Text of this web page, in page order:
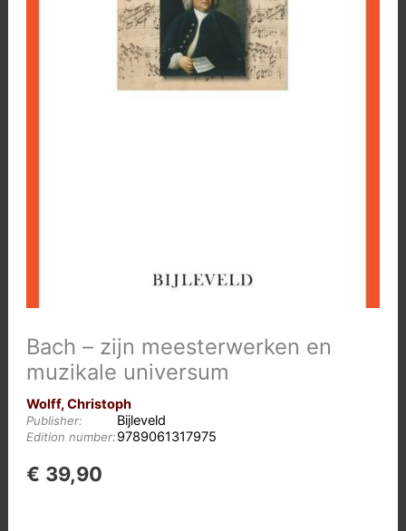
Bach – zijn meesterwerken en
muzikale universum
Wolff, Christoph
Publisher: Bijleveld
Edition number:9789061317975
€ 39,90